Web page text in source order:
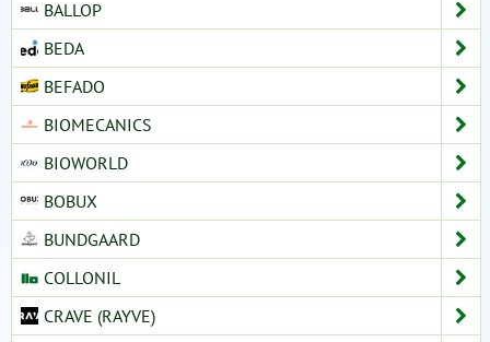
BALLOP
BEDA
BEFADO
BIOMECANICS
BIOWORLD
BOBUX
BUNDGAARD
COLLONIL
CRAVE (RAYVE)